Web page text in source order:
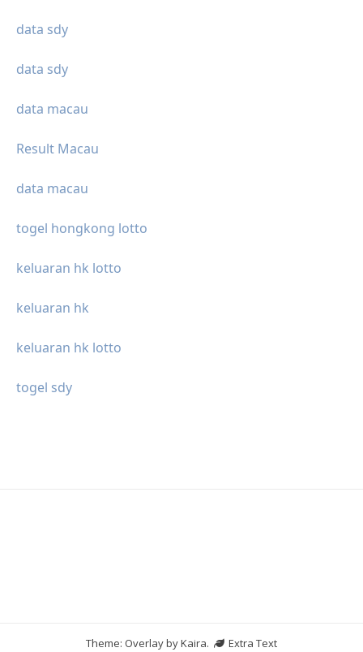
data sdy
data sdy
data macau
Result Macau
data macau
togel hongkong lotto
keluaran hk lotto
keluaran hk
keluaran hk lotto
togel sdy
Theme: Overlay byKaira. Extra Text